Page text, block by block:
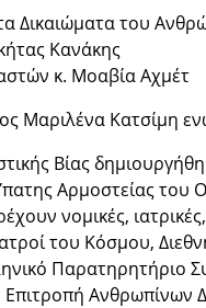
Δικαιώματα του
Κανάκης
κ. Μοαβία Αχμέτ
Μαριλένα Κατσίμη
Βίας
Αρμοστείας
νομικές,
του Κόσμου,
Παρατηρητήριο
Ανθρωπίνων